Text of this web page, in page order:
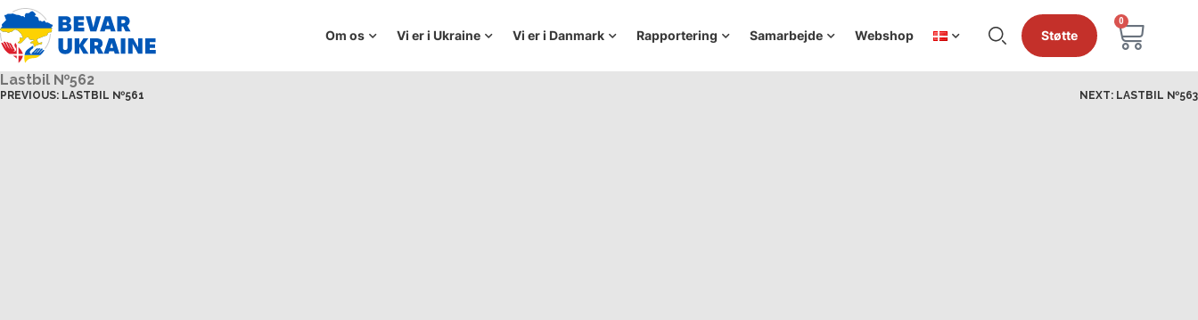
Om os Vi er i Ukraine Vi er i Danmark Rapportering Samarbejde Webshop Støtte
0
Lastbil №562
PREVIOUS: LASTBIL №561 NEXT: LASTBIL №563